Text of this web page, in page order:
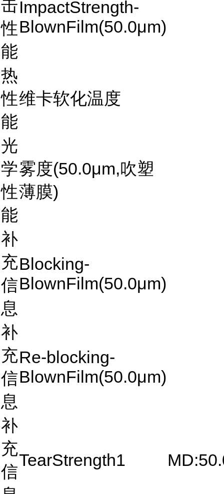
击
性
能
ImpactStrength-
BlownFilm(50.0μm)
热
性
能
维卡软化温度
光
学
性
能
雾度(50.0μm,吹塑
薄膜)
补
充
信
息
Blocking-
BlownFilm(50.0μm)
补
充
信
息
Re-blocking-
BlownFilm(50.0μm)
补
充
信
TearStrength1